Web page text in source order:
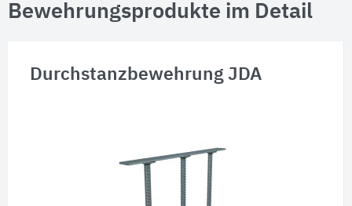
Bewehrungsprodukte im Detail
Durchstanzbewehrung JDA